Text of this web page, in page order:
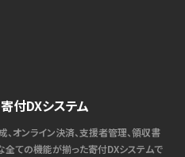
付DXシステム
オンライン決済、支援者管理、領収書
全ての機能が揃った寄付DXシステムで